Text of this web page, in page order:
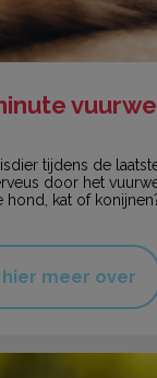
tijdens de
door het
hond, kat of
meer over